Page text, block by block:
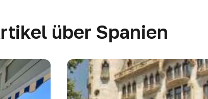
über Spanien